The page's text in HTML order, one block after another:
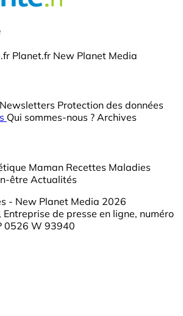
Planet.fr New Planet Media
Newsletters Protection des données
Qui sommes-nous ? Archives
Maman Recettes Maladies
être Actualités
- New Planet Media 2026
de presse en ligne, numéro
0526 W 93940